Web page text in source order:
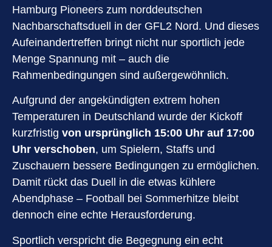
Hamburg Pioneers zum norddeutschen
Nachbarschaftsduell in der GFL2 Nord. Und dieses
Aufeinandertreffen bringt nicht nur sportlich jede
Menge Spannung mit – auch die
Rahmenbedingungen sind außergewöhnlich.
Aufgrund der angekündigten extrem hohen
Temperaturen in Deutschland wurde der Kickoff
kurzfristig von ursprünglich 15:00 Uhr auf 17:00
Uhr verschoben, um Spielern, Staffs und
Zuschauern bessere Bedingungen zu ermöglichen.
Damit rückt das Duell in die etwas kühlere
Abendphase – Football bei Sommerhitze bleibt
dennoch eine echte Herausforderung.
Sportlich verspricht die Begegnung ein echt